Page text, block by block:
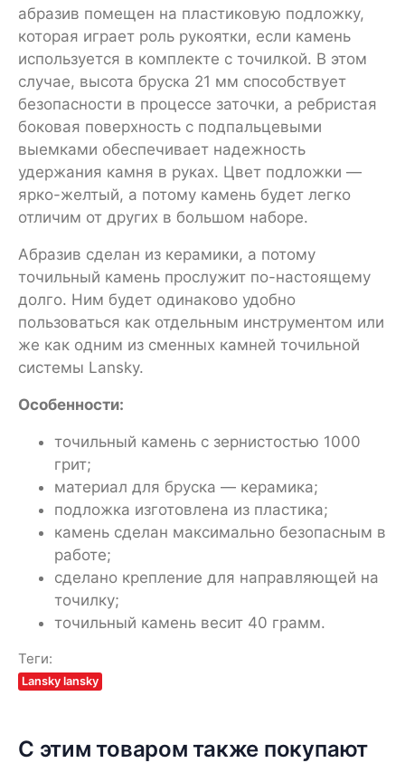
абразив помещен на пластиковую подложку,
которая играет роль рукоятки, если камень
используется в комплекте с точилкой. В этом
случае, высота бруска 21 мм способствует
безопасности в процессе заточки, а ребристая
боковая поверхность с подпальцевыми
выемками обеспечивает надежность
удержания камня в руках. Цвет подложки —
ярко-желтый, а потому камень будет легко
отличим от других в большом наборе.
Абразив сделан из керамики, а потому
точильный камень прослужит по-настоящему
долго. Ним будет одинаково удобно
пользоваться как отдельным инструментом или
же как одним из сменных камней точильной
системы Lansky.
Особенности:
точильный камень с зернистостью 1000
грит;
материал для бруска — керамика;
подложка изготовлена из пластика;
камень сделан максимально безопасным в
работе;
сделано крепление для направляющей на
точилку;
точильный камень весит 40 грамм.
Теги:
Lansky lansky
С этим товаром также покупают